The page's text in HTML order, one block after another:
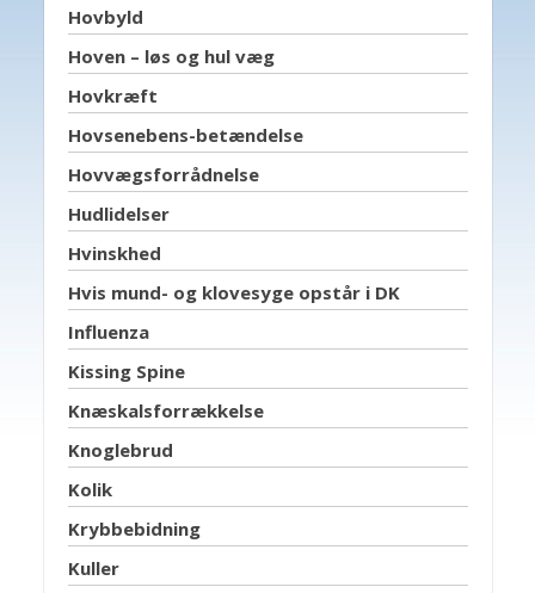
Hovbyld
Hoven – løs og hul væg
Hovkræft
Hovsenebens-betændelse
Hovvægsforrådnelse
Hudlidelser
Hvinskhed
Hvis mund- og klovesyge opstår i DK
Influenza
Kissing Spine
Knæskalsforrækkelse
Knoglebrud
Kolik
Krybbebidning
Kuller